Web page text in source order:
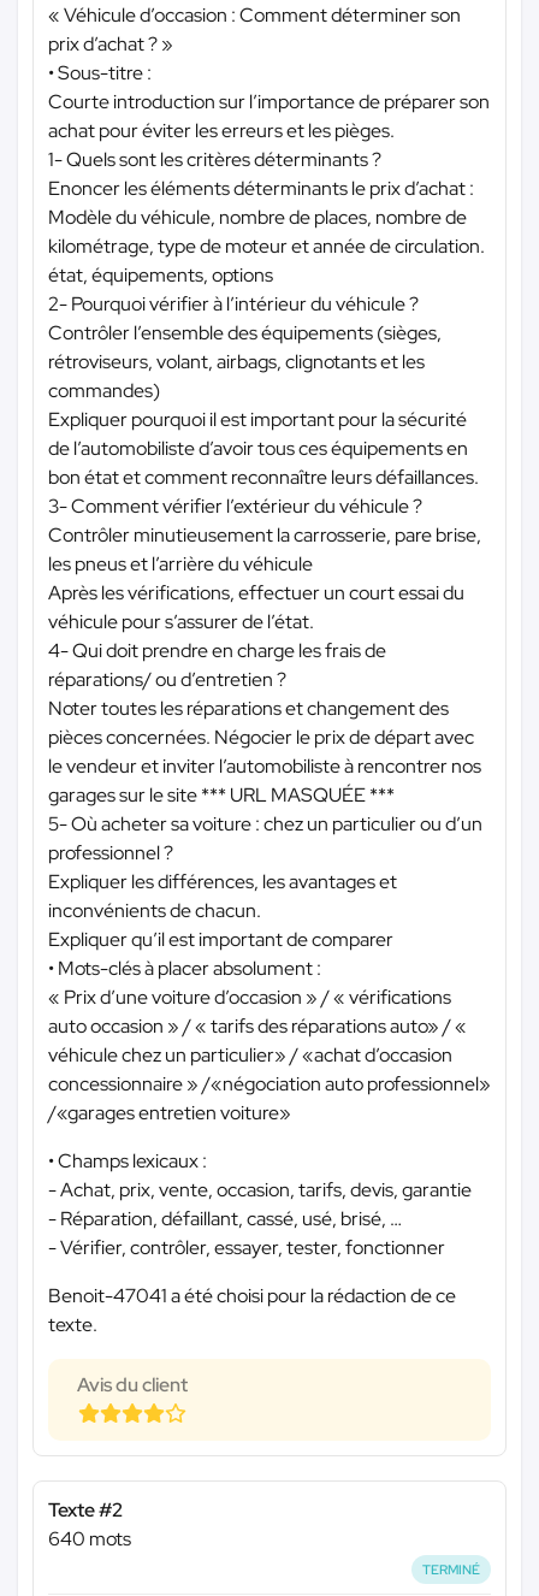
« Véhicule d’occasion : Comment déterminer son
prix d’achat ? »
• Sous-titre :
Courte introduction sur l’importance de préparer son
achat pour éviter les erreurs et les pièges.
1- Quels sont les critères déterminants ?
Enoncer les éléments déterminants le prix d’achat :
Modèle du véhicule, nombre de places, nombre de
kilométrage, type de moteur et année de circulation.
état, équipements, options
2- Pourquoi vérifier à l’intérieur du véhicule ?
Contrôler l’ensemble des équipements (sièges,
rétroviseurs, volant, airbags, clignotants et les
commandes)
Expliquer pourquoi il est important pour la sécurité
de l’automobiliste d’avoir tous ces équipements en
bon état et comment reconnaître leurs défaillances.
3- Comment vérifier l’extérieur du véhicule ?
Contrôler minutieusement la carrosserie, pare brise,
les pneus et l’arrière du véhicule
Après les vérifications, effectuer un court essai du
véhicule pour s’assurer de l’état.
4- Qui doit prendre en charge les frais de
réparations/ ou d’entretien ?
Noter toutes les réparations et changement des
pièces concernées. Négocier le prix de départ avec
le vendeur et inviter l’automobiliste à rencontrer nos
garages sur le site*** URL MASQUÉE ***
5- Où acheter sa voiture : chez un particulier ou d’un
professionnel ?
Expliquer les différences, les avantages et
inconvénients de chacun.
Expliquer qu’il est important de comparer
• Mots-clés à placer absolument :
« Prix d’une voiture d’occasion » / « vérifications
auto occasion » / « tarifs des réparations auto» / «
véhicule chez un particulier» / «achat d’occasion
concessionnaire » /«négociation auto professionnel»
/«garages entretien voiture»
• Champs lexicaux :
- Achat, prix, vente, occasion, tarifs, devis, garantie
- Réparation, défaillant, cassé, usé, brisé, …
- Vérifier, contrôler, essayer, tester, fonctionner
Benoit-47041 a été choisi pour la rédaction de ce
texte.
Avis du client
Texte #2
640 mots
TERMINÉ